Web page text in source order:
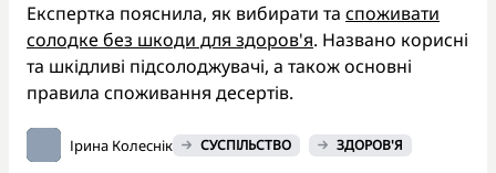
Експертка пояснила, як вибирати та споживати
солодке без шкоди для здоров'я. Названо корисні
та шкідливі підсолоджувачі, а також основні
правила споживання десертів.
Ірина Колеснік СУСПІЛЬСТВО ЗДОРОВ'Я